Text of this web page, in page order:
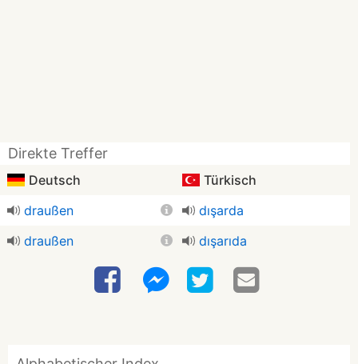
Direkte Treffer
Deutsch
Türkisch
draußen
dışarda
draußen
dışarıda